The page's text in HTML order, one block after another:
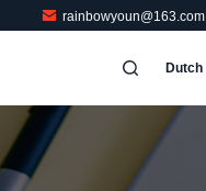
rainbowyoun@163.com
Dutch